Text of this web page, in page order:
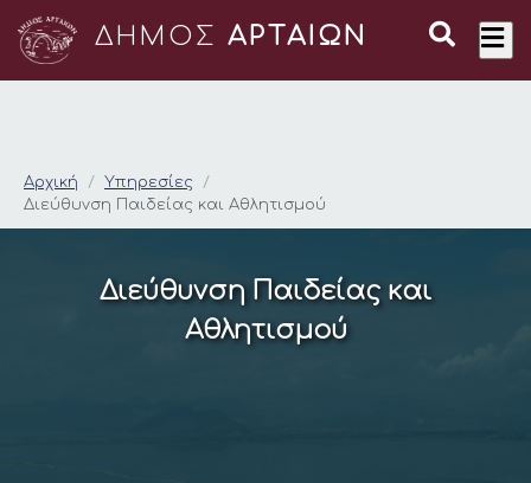
ΔΗΜΟΣ ΑΡΤΑΙΩΝ
Διεύθυνση Παιδείας
Αρχική
Υπηρεσίες
Διεύθυνση Παιδείας και Αθλητισμού
Διεύθυνση Παιδείας και
Αθλητισμού